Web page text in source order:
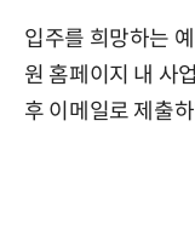
입주를 희망하는
원 홈페이지 내 사
후 이메일로 제출